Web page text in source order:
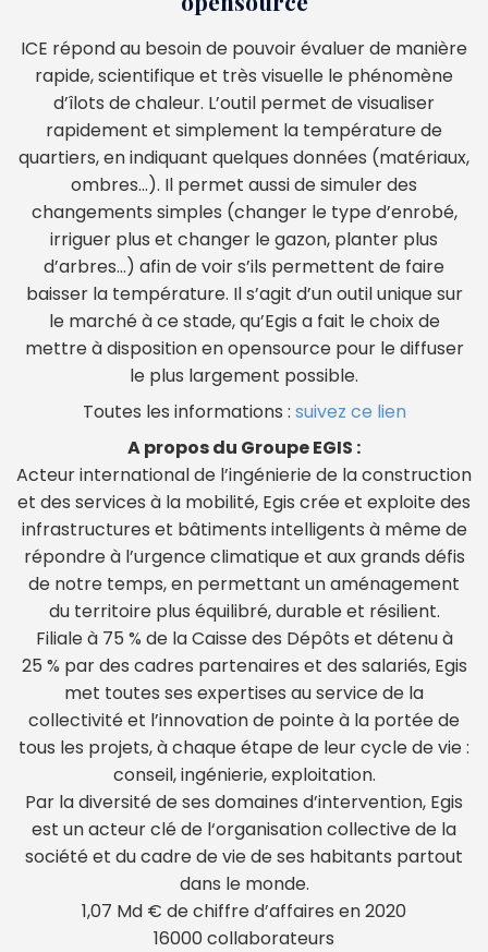
ICE répond au besoin de pouvoir évaluer de manière
rapide, scientifique et très visuelle le phénomène
d’îlots de chaleur. L’outil permet de visualiser
rapidement et simplement la température de
quartiers, en indiquant quelques données (matériaux,
ombres…). Il permet aussi de simuler des
changements simples (changer le type d’enrobé,
irriguer plus et changer le gazon, planter plus
d’arbres…) afin de voir s’ils permettent de faire
baisser la température. Il s’agit d’un outil unique sur
le marché à ce stade, qu’Egis a fait le choix de
mettre à disposition en opensource pour le diffuser
le plus largement possible.
Toutes les informations : suivez ce lien
A propos du Groupe EGIS :
Acteur international de l’ingénierie de la construction
et des services à la mobilité, Egis crée et exploite des
infrastructures et bâtiments intelligents à même de
répondre à l’urgence climatique et aux grands défis
de notre temps, en permettant un aménagement
du territoire plus équilibré, durable et résilient.
Filiale à 75 % de la Caisse des Dépôts et détenu à
25 % par des cadres partenaires et des salariés, Egis
met toutes ses expertises au service de la
collectivité et l’innovation de pointe à la portée de
tous les projets, à chaque étape de leur cycle de vie :
conseil, ingénierie, exploitation.
Par la diversité de ses domaines d’intervention, Egis
est un acteur clé de l‘organisation collective de la
société et du cadre de vie de ses habitants partout
dans le monde.
1,07 Md € de chiffre d’affaires en 2020
16000 collaborateurs